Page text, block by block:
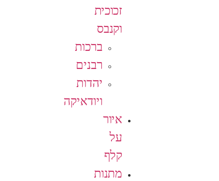
זכוכית
וקנבס
ברכות
רבנים
יהדות
ויודאיקה
איור
על
קלף
מתנות